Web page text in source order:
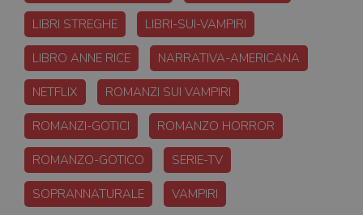
LIBRI STREGHE LIBRI-SUI-VAMPIRI
LIBRO ANNE RICE NARRATIVA-AMERICANA
NETFLIX ROMANZI SUI VAMPIRI
ROMANZI-GOTICI ROMANZO HORROR
ROMANZO-GOTICO SERIE-TV
SOPRANNATURALE VAMPIRI